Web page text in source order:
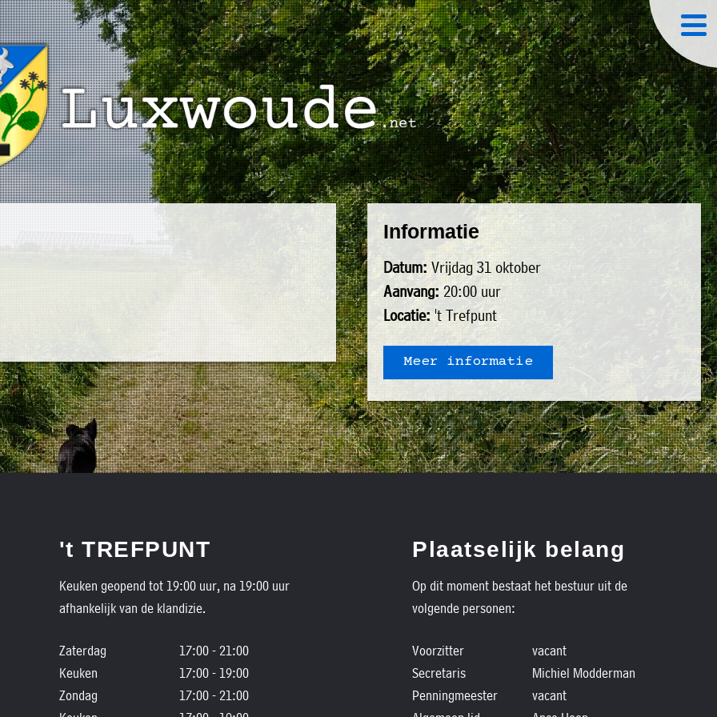
Informatie
Datum:Vrijdag 31 oktober
Aanvang:20:00 uur
Locatie:'t Trefpunt
Meer informatie
't TREFPUNT
Keuken geopend tot 19:00 uur, na 19:00 uur
afhankelijk van de klandizie.
Zaterdag
17:00 - 21:00
Keuken
17:00 - 19:00
Zondag
17:00 - 21:00
Plaatselijk belang
Op dit moment bestaat het bestuur uit de
volgende personen:
Voorzitter
vacant
Secretaris
Michiel Modderman
Penningmeester
vacant